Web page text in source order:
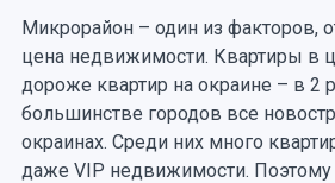
Микрорайон – один из факторов,
цена недвижимости. Квартиры в
дороже квартир на окраине – в 2
большинстве городов все
окраинах. Среди них много
даже VIP недвижимости. Поэтому